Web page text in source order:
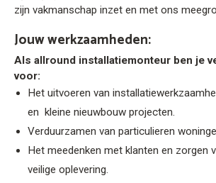
zijn vakmanschap inzet en met ons
Jouw werkzaamheden:
Als allround installatiemonteur ben je
voor:
Het uitvoeren van
en kleine nieuwbouw projecten.
Verduurzamen van particulieren
Het meedenken met klanten en zorgen
veilige oplevering.